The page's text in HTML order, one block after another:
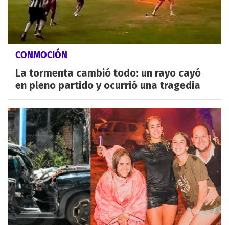
CONMOCIÓN
La tormenta cambió todo: un rayo cayó
en pleno partido y ocurrió una tragedia